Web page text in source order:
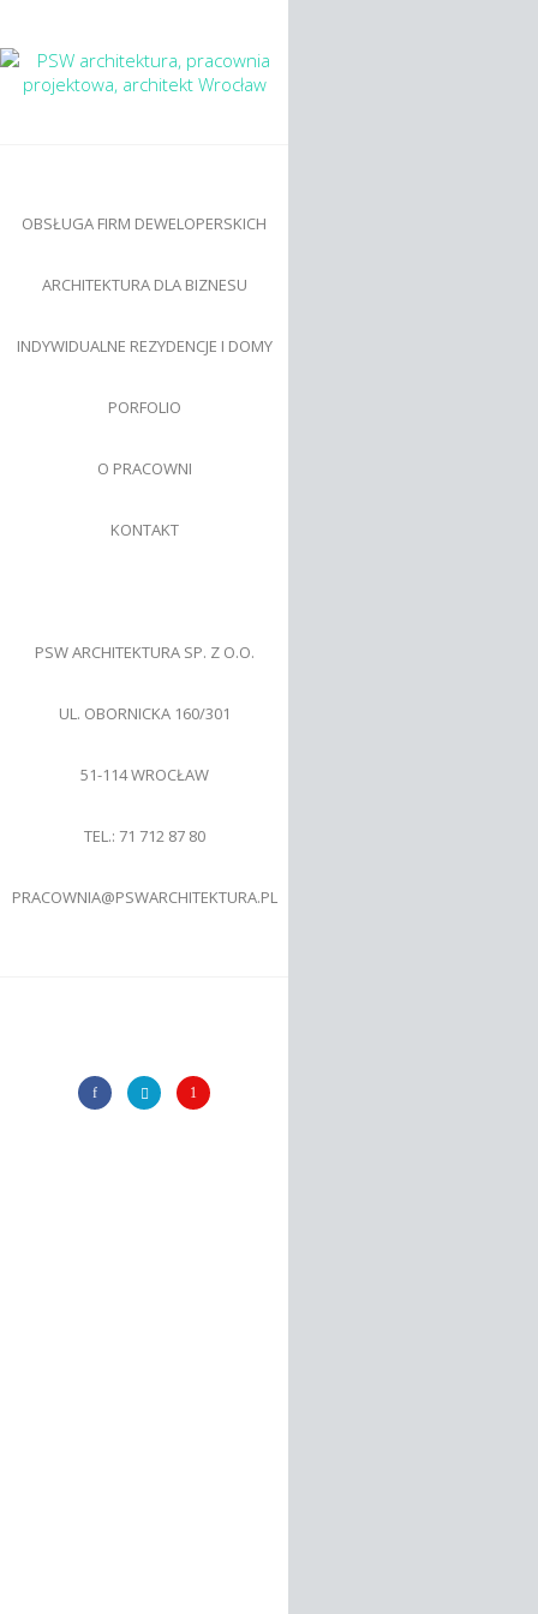
OBSŁUGA FIRM DEWELOPERSKICH
ARCHITEKTURA DLA BIZNESU
INDYWIDUALNE REZYDENCJE I DOMY
PORFOLIO
O PRACOWNI
KONTAKT
PSW ARCHITEKTURA SP. Z O.O.
UL. OBORNICKA 160/301
51-114WROCŁAW
TEL.: 71 712 87 80
PRACOWNIA@PSWARCHITEKTURA.PL